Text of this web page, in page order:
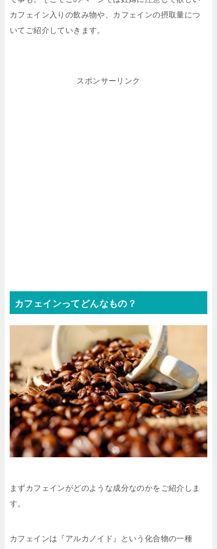
カフェイン入りの飲み物や、カフェインの摂取量につ
いてご紹介していきます。
スポンサーリンク
カフェインってどんなもの？
まずカフェインがどのような成分なのかをご紹介しま
す。
カフェインは『アルカノイド』という化合物の一種